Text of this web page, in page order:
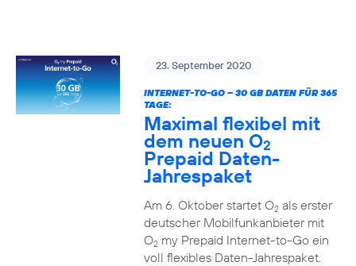
23. September 2020
INTERNET-TO-GO – 30 GB DATEN FÜR 365
TAGE:
Maximal flexibel mit
dem neuen O2
Prepaid Daten-
Jahrespaket
Am 6. Oktober startet O2als erster
deutscher Mobilfunkanbieter mit
O2my Prepaid Internet-to-Go ein
voll flexibles Daten-Jahrespaket.